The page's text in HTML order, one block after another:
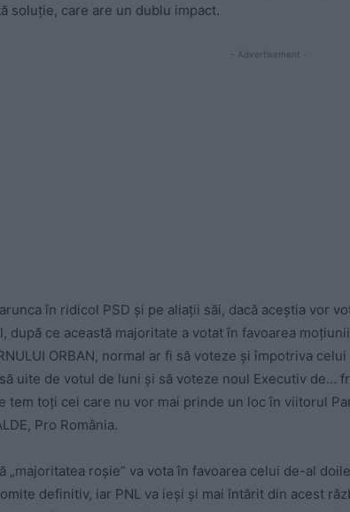
soluţie, care are un dublu impact.
- Advertisement -
arunca în ridicol PSD şi pe aliaţii săi, dacă aceştia vor
după ce această majoritate a votat în favoarea
ORBAN, normal ar fi să voteze şi împotriva
uite de votul de luni şi să voteze noul Executiv de…
tem toţi cei care nu vor mai prinde un loc în viitorul
Pro România.
„majoritatea roşie” va vota în favoarea celui de-al
definitiv, iar PNL va ieşi şi mai întărit din acest